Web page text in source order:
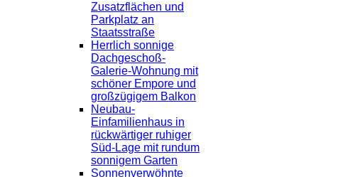
Zusatzflächen und
Parkplatz an
Staatsstraße
Herrlich sonnige
Dachgeschoß-
Galerie-Wohnung mit
schöner Empore und
großzügigem Balkon
Neubau-
Einfamilienhaus in
rückwärtiger ruhiger
Süd-Lage mit rundum
sonnigem Garten
Sonnenverwöhnte